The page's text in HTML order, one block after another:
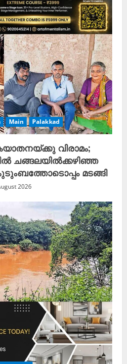
Main Palakkad
വിരാമം;
ചങ്ങലയിൽക്കഴിഞ്ഞ
മടങ്ങി
2026